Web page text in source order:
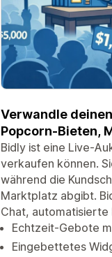
Verwandle
Popcorn-Bieten,
Bidly ist eine Live-
verkaufen können.
während die
Marktplatz abgibt.
Chat, automatisierte
Echtzeit-Gebote
Eingebettetes